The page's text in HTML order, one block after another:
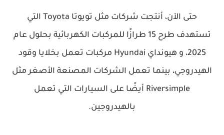
حتى الآن، أنتجت شركات مثل تويوتا Toyota التي
تستهدف طرح 15 طرازًا للمركبات الكهربائية بحلول عام
2025، و هيونداي Hyundai مركبات تعمل بخلايا وقود
الهيدروجي، بينما تعمل الشركات المصنعة الأصغر مثل
Riversimple أيضًا على السيارات التي تعمل
بالهيدروجين.